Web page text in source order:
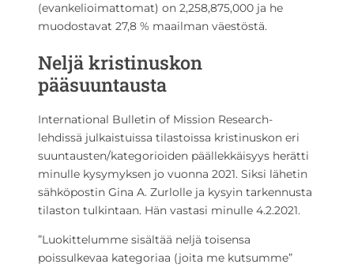
(evankelioimattomat) on 2,258,875,000 ja he
muodostavat 27,8 % maailman väestöstä.
Neljä kristinuskon
pääsuuntausta
International Bulletin of Mission Research-
lehdissä julkaistuissa tilastoissa kristinuskon eri
suuntausten/kategorioiden päällekkäisyys herätti
minulle kysymyksen jo vuonna 2021. Siksi lähetin
sähköpostin Gina A. Zurlolle ja kysyin tarkennusta
tilaston tulkintaan. Hän vastasi minulle 4.2.2021.
”Luokittelumme sisältää neljä toisensa
poissulkevaa kategoriaa (joita me kutsumme”